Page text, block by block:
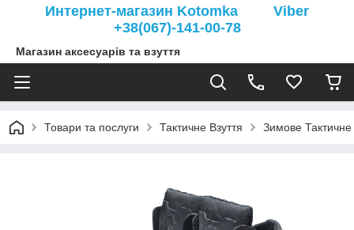
Интернет-магазин Kotomka Viber
+38(067)-141-00-78
Магазин аксесуарів та взуття
Товари та послуги Тактичне Взуття Зимове Тактичне